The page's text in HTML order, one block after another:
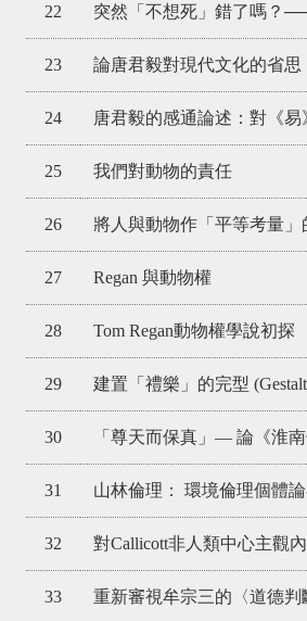
22 突然「不想死」錯了嗎？
23 論唐君毅對現代文化的省思
24 唐君毅的感通論述：對《
25 我們對動物的責任
26 將人與動物作「平等考量
27 Regan 與動物權
28 Tom Regan動物權學說初探
29 建置「禮樂」的完型
30 「尊天而保真」— 論《淮
31 山林倫理： 環境倫理個體
32 對Callicott非人類中心主觀
33 重新審視牟宗三的〈道德